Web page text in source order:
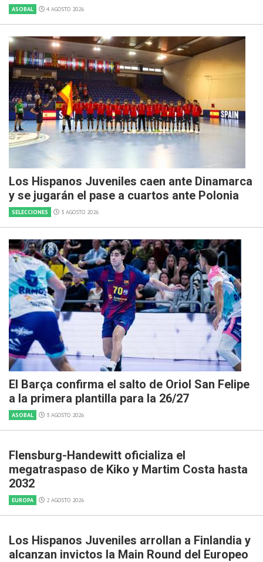
ASOBAL 4 AGOSTO 2026
Los Hispanos Juveniles caen ante Dinamarca
y se jugarán el pase a cuartos ante Polonia
SELECCIONES 3 AGOSTO 2026
El Barça confirma el salto de Oriol San Felipe
a la primera plantilla para la 26/27
ASOBAL 3 AGOSTO 2026
Flensburg-Handewitt oficializa el
megatraspaso de Kiko y Martim Costa hasta
2032
EUROPA 2 AGOSTO 2026
Los Hispanos Juveniles arrollan a Finlandia y
alcanzan invictos la Main Round del Europeo